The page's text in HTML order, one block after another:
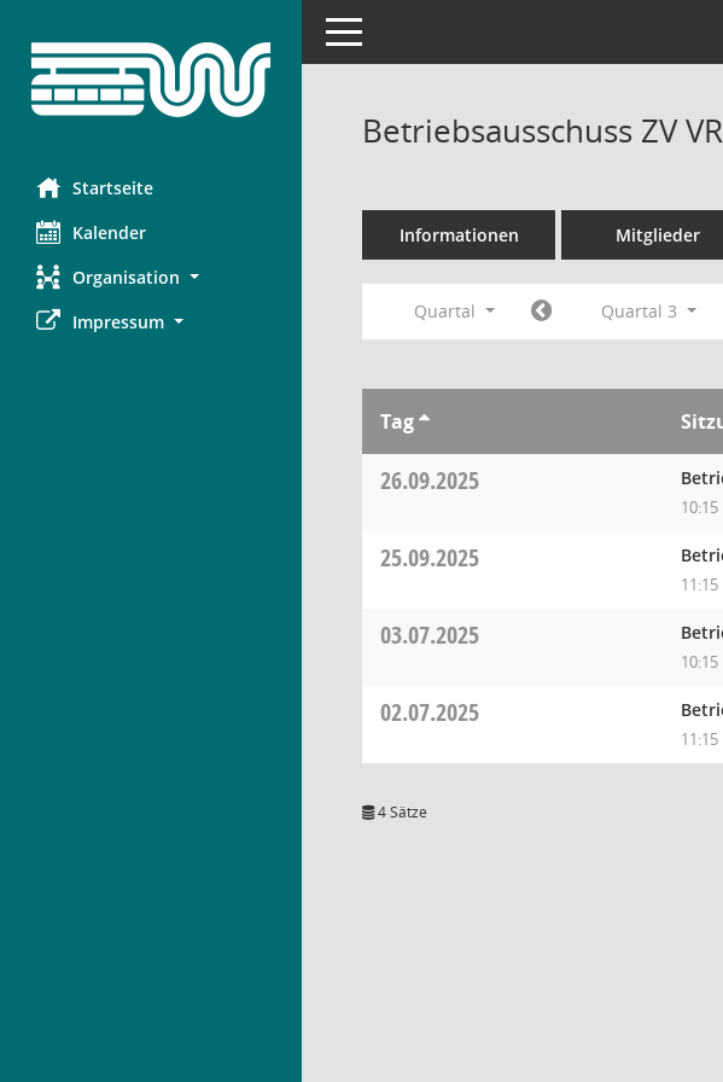
Startseite
Kalender
Organisation
Impressum
Toggle navigation
Betriebsausschuss ZV
Informationen Mitglieder
Quartal Quartal 3
Tag
26.09.2025
25.09.2025
03.07.2025
02.07.2025
4 Sätze